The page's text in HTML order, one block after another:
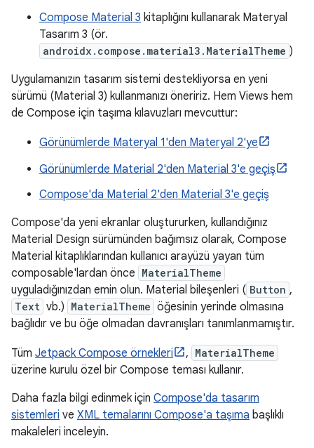
Compose Material 3 kitaplığını kullanarak Materyal
Tasarım 3 (ör.
androidx.compose.material3.MaterialTheme )
Uygulamanızın tasarım sistemi destekliyorsa en yeni
sürümü (Material 3) kullanmanızı öneririz. Hem Views hem
de Compose için taşıma kılavuzları mevcuttur:
Görünümlerde Materyal 1'den Materyal 2'ye
Görünümlerde Material 2'den Material 3'e geçiş
Compose'da Material 2'den Material 3'e geçiş
Compose'da yeni ekranlar oluştururken, kullandığınız
Material Design sürümünden bağımsız olarak, Compose
Material kitaplıklarından kullanıcı arayüzü yayan tüm
composable'lardan önce MaterialTheme
uyguladığınızdan emin olun. Material bileşenleri ( Button ,
Text vb.) MaterialTheme öğesinin yerinde olmasına
bağlıdır ve bu öğe olmadan davranışları tanımlanmamıştır.
Tüm Jetpack Compose örnekleri , MaterialTheme
üzerine kurulu özel bir Compose teması kullanır.
Daha fazla bilgi edinmek için Compose'da tasarım
sistemleri ve XML temalarını Compose'a taşıma başlıklı
makaleleri inceleyin.